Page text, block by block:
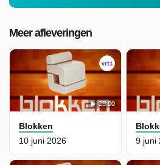
Meer afleveringen
29:00
Blokken
10 juni 2026
9 juni